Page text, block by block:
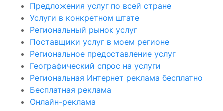
Предложения услуг по всей стране
Услуги в конкретном штате
Региональный рынок услуг
Поставщики услуг в моем регионе
Региональное предоставление услуг
Географический спрос на услуги
Региональная Интернет реклама бесплатно
Бесплатная реклама
Онлайн-реклама